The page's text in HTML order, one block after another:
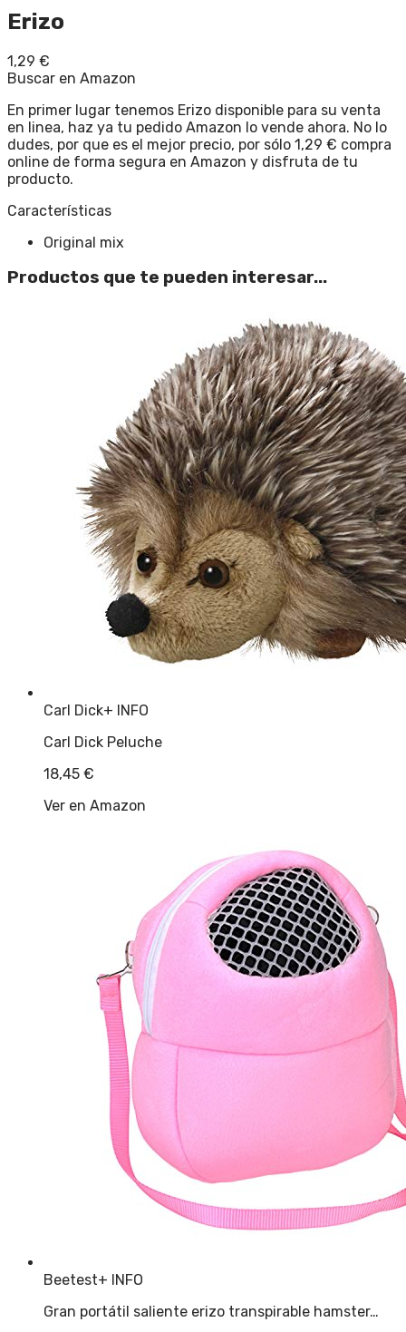
Erizo
1,29 €
Buscar en Amazon
En primer lugar tenemos Erizo disponible para su venta
en linea, haz ya tu pedido Amazon lo vende ahora. No lo
dudes, por que es el mejor precio, por sólo 1,29 € compra
online de forma segura en Amazon y disfruta de tu
producto.
Características
Original mix
Productos que te pueden interesar...
Carl Dick+ INFO
Carl Dick Peluche
18,45 €
Ver en Amazon
Beetest+ INFO
Gran portátil saliente erizo transpirable hamster…